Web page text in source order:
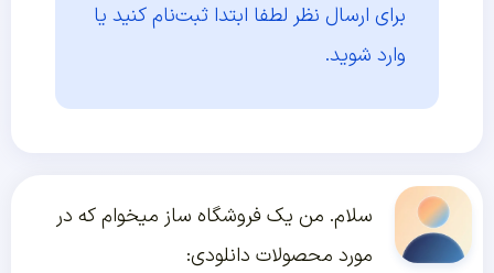
برای ارسال نظر لطفا ابتدا ثبت‌نام کنید یا
وارد شوید.
سلام. من یک فروشگاه ساز میخوام که در
مورد محصولات دانلودی: